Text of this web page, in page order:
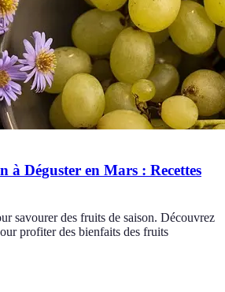
à Déguster en Mars : Recettes
savourer des fruits de saison. Découvrez
profiter des bienfaits des fruits